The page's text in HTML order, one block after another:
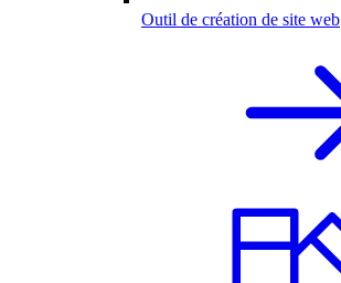
Outil de création de site web